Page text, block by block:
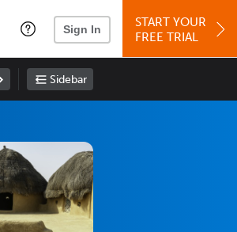
Sign In
START YOUR
FREE TRIAL
Sidebar